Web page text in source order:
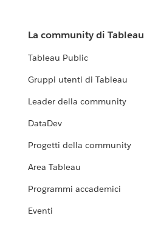
La community di Tableau
Tableau Public
Gruppi utenti di Tableau
Leader della community
DataDev
Progetti della community
Area Tableau
Programmi accademici
Eventi